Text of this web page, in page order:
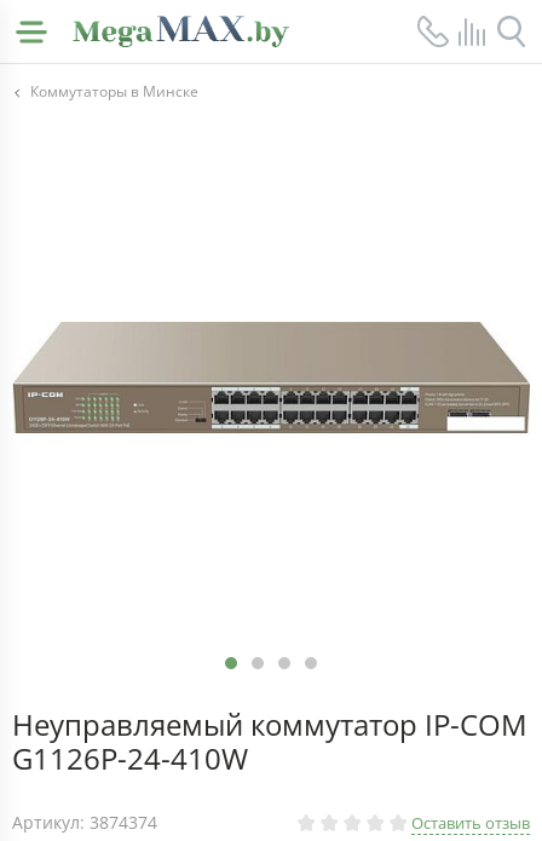
Коммутаторы в Минске
Неуправляемый коммутатор IP-COM
G1126P-24-410W
Артикул: 3874374 Оставить отзыв